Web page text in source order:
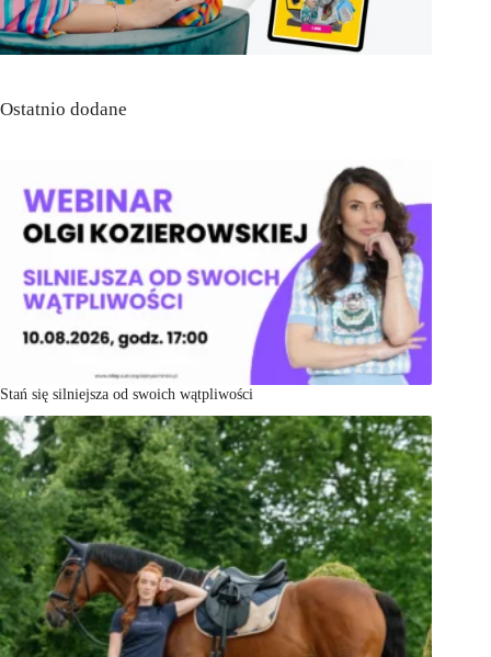
Ostatnio dodane
Stań się silniejsza od swoich wątpliwości